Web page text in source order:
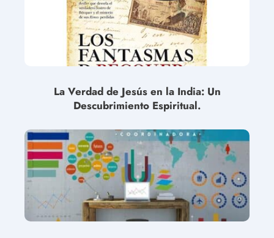
La Verdad de Jesús en la India: Un
Descubrimiento Espiritual.